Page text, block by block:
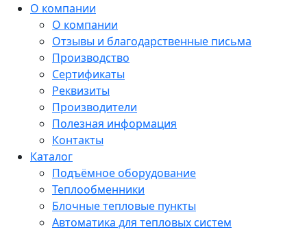
О компании
О компании
Отзывы и благодарственные письма
Производство
Сертификаты
Реквизиты
Производители
Полезная информация
Контакты
Каталог
Подъёмное оборудование
Теплообменники
Блочные тепловые пункты
Автоматика для тепловых систем